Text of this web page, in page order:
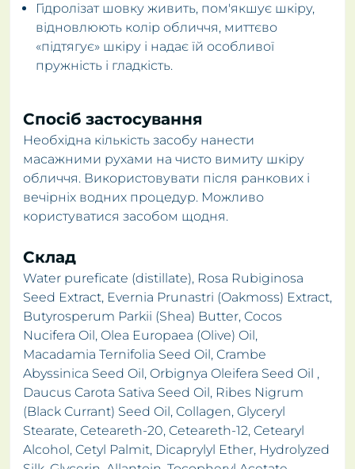
Гідролізат шовку живить, пом'якшує шкіру,
відновлюють колір обличчя, миттєво
«підтягує» шкіру і надає їй особливої
пружність і гладкість.
Спосіб застосування
Необхідна кількість засобу нанести
масажними рухами на чисто вимиту шкіру
обличчя. Використовувати після ранкових і
вечірніх водних процедур. Можливо
користуватися засобом щодня.
Склад
Water pureficate (distillate), Rosa Rubiginosa
Seed Extract, Evernia Prunastri (Oakmoss) Extract,
Butyrosperum Parkii (Shea) Butter, Cocos
Nucifera Oil, Olea Europaea (Olive) Oil,
Macadamia Ternifolia Seed Oil, Crambe
Abyssinica Seed Oil, Orbignya Oleifera Seed Oil ,
Daucus Carota Sativa Seed Oil, Ribes Nigrum
(Black Currant) Seed Oil, Collagen, Glyceryl
Stearate, Ceteareth-20, Ceteareth-12, Cetearyl
Alcohol, Cetyl Palmit, Dicaprylyl Ether, Hydrolyzed